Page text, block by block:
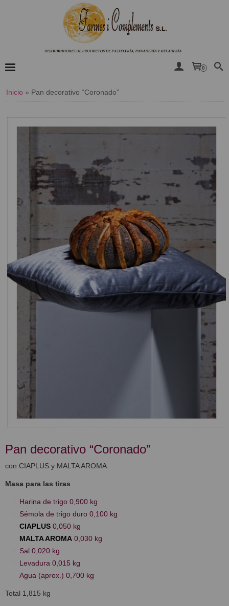
0
Inicio » ​Pan decorativo “Coronado”
Pan decorativo “Coronado”
con CIAPLUS y MALTA AROMA
Masa para las tiras
Harina de trigo 0,900 kg
Sémola de trigo duro 0,100 kg
CIAPLUS 0,050 kg
MALTA AROMA 0,030 kg
Sal 0,020 kg
Levadura 0,015 kg
Agua (aprox.) 0,700 kg
Total 1,815 kg